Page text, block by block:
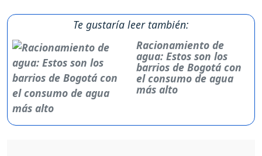
Te gustaría leer también:
Racionamiento de
agua: Estos son los
barrios de Bogotá con
el consumo de agua
más alto